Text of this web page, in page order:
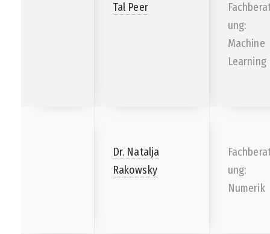
Tal Peer
ung:
Machine
Learning
Dr. Natalja
Rakowsky
ung:
Numerik